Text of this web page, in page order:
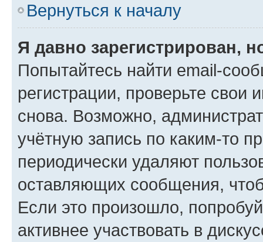
Вернуться к началу
Я давно зарегистрирован,
Попытайтесь найти email-
регистрации, проверьте свои
снова. Возможно,
учётную запись по каким-то
периодически удаляют
оставляющих сообщения,
Если это произошло,
активнее участвовать в